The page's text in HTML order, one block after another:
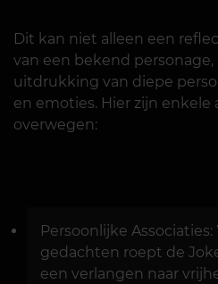
Dit kan niet alleen een
van een bekend personage,
uitdrukking van diepe
en emoties. Hier zijn enkele
overwegen:
Persoonlijke
gedachten roept de
een verlangen naar